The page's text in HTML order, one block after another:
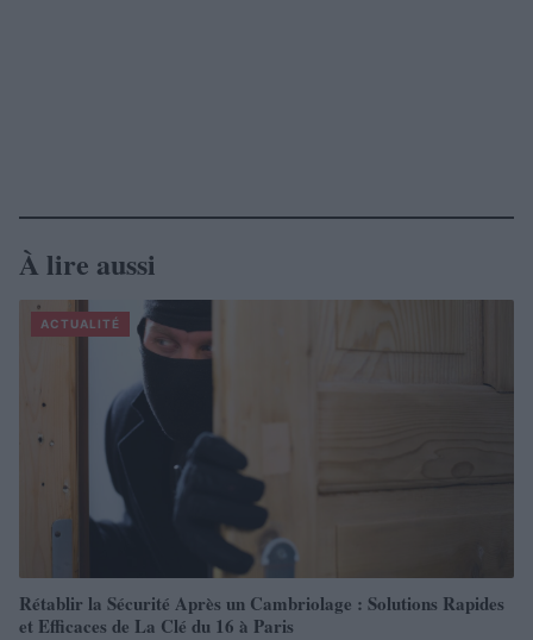
À lire aussi
ACTUALITÉ
Rétablir la Sécurité Après un Cambriolage : Solutions Rapides
et Efficaces de La Clé du 16 à Paris